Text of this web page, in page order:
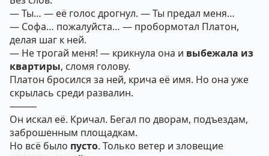
— Ты… — её голос дрогнул. — Ты предал меня…
— Софа… пожалуйста… — пробормотал Платон,
делая шаг к ней.
— Не трогай меня! — крикнула она и выбежала из
квартиры, сломя голову.
Платон бросился за ней, крича её имя. Но она уже
скрылась среди развалин.
⸻
Он искал её. Кричал. Бегал по дворам, подъездам,
заброшенным площадкам.
Но всё было пусто. Только ветер и зловещие